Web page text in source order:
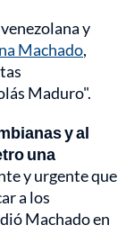
y
Machado,
Maduro".
y al
una
y urgente que
a los
Machado en